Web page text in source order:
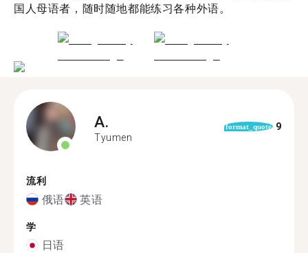
国人母语者，随时随地都能练习各种外语。
A.
Tyumen
format_quote 9
流利
俄语 英语
学
日语